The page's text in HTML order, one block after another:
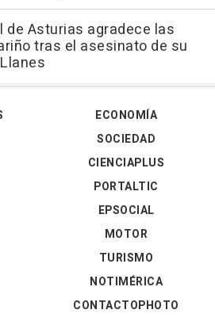
de Asturias agradece las
tras el asesinato de su
ECONOMÍA
SOCIEDAD
CIENCIAPLUS
PORTALTIC
EPSOCIAL
MOTOR
TURISMO
NOTIMÉRICA
CONTACTOPHOTO